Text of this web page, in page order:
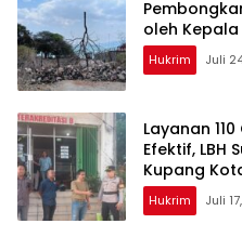
oleh
Hukrim Juli
Layanan
Efektif, LBH
Kupang
Hukrim Juli